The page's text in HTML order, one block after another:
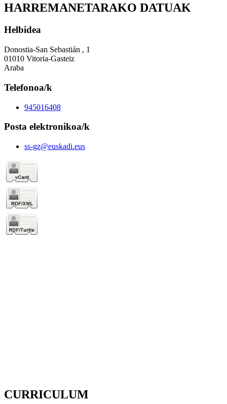
HARREMANETARAKO DATUAK
Helbidea
Donostia-San Sebastián , 1
01010 Vitoria-Gasteiz
Araba
Telefonoa/k
945016408
Posta elektronikoa/k
ss-gz@euskadi.eus
CURRICULUM